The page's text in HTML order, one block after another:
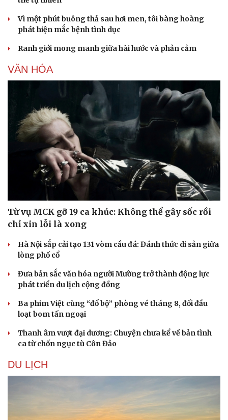
Tư vấn
Đọc truyện đêm khuya
Cửa sổ tình yêu
Hạt giống tâm hồn
phát hiện mắc bệnh tình dục
Ranh giới mong manh giữa hài hước và phản cảm
VĂN HÓA
Từ vụ MCK gỡ 19 ca khúc: Không thể gây sốc rồi
chỉ xin lỗi là xong
Hà Nội sắp cải tạo 131 vòm cầu đá: Đánh thức di sản giữa
lòng phố cổ
Đưa bản sắc văn hóa người Mường trở thành động lực
phát triển du lịch cộng đồng
Ba phim Việt cùng “đổ bộ” phòng vé tháng 8, đối đầu
loạt bom tấn ngoại
Thanh âm vượt đại dương: Chuyện chưa kể về bản tình
ca từ chốn ngục tù Côn Đảo
DU LỊCH